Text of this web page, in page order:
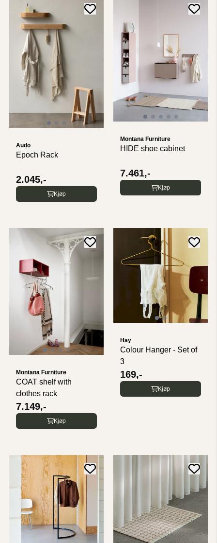
Audo
Epoch Rack
2.045,-
Kjøp
Montana Furniture
HIDE shoe cabinet
7.461,-
Kjøp
Montana Furniture
COAT shelf with
clothes rack
7.149,-
Kjøp
Hay
Colour Hanger - Set of
3
169,-
Kjøp